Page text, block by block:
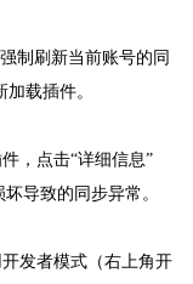
制刷新当前账号的同
载插件。
，点击“详细信息”
导致的同步异常。
开发者模式（右上角开